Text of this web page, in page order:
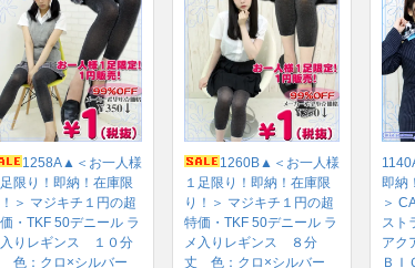
1258A▲＜お一人様
足限り！即納！在庫限
＞ マジキチ１円の超
・TKF 50デニール ラ
入りレギンス １０分
色：クロ×シルバー
1260B▲＜お一人様
１足限り！即納！在庫限
り！＞ マジキチ１円の超
特価・TKF 50デニール ラ
メ入りレギンス ８分
丈 色：クロ×シルバー
即納
＞
スト
アク
ＢＩ